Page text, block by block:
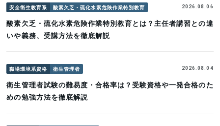
安全衛生教育系 酸素欠乏・硫化水素危険作業特別教育 2026.08.06
酸素欠乏・硫化水素危険作業特別教育とは？主任者講習との違
いや義務、受講方法を徹底解説
職場環境系資格 衛生管理者 2026.08.04
衛生管理者試験の難易度・合格率は？受験資格や一発合格のた
めの勉強方法を徹底解説